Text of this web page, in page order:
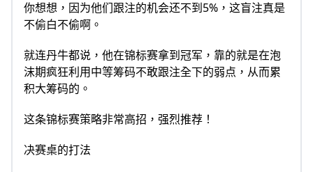
你想想，因为他们跟注的机会还不到5%，这盲注真是
不偷白不偷啊。
就连丹牛都说，他在锦标赛拿到冠军，靠的就是在泡
沫期疯狂利用中等筹码不敢跟注全下的弱点，从而累
积大筹码的。
这条锦标赛策略非常高招，强烈推荐！
决赛桌的打法